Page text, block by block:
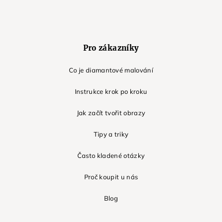
Pro zákazníky
Co je diamantové malování
Instrukce krok po kroku
Jak začít tvořit obrazy
Tipy a triky
Často kladené otázky
Proč koupit u nás
Blog